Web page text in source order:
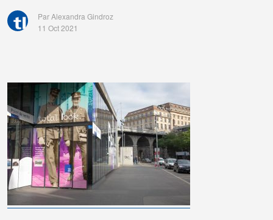
Par Alexandra Gindroz
11 Oct 2021